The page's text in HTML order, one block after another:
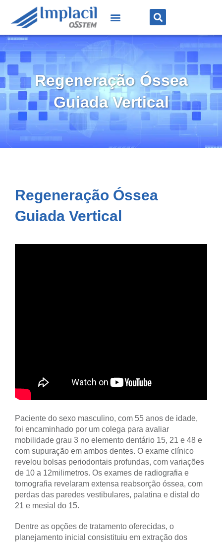
Regeneração Óssea
Guiada Vertical
Regeneração Óssea
Guiada Vertical
Paciente do sexo masculino, com 55 anos de idade,
foi encaminhado por um colega para avaliar
mobilidade grau 3 no elemento dentário 15, 21 e 48 e
com supuração em ambos dentes. O exame clínico
revelou bolsas periodontais profundas, com variações
de 10 a 12milimetros. Os exames de radiografia e
tomografia revelaram extensa reabsorção óssea, com
perdas das paredes vestibulares, palatina e distal do
21 e mesial do 15.
Dentre as opções de tratamento oferecidas, o
planejamento inicial consistituiu em extração dos